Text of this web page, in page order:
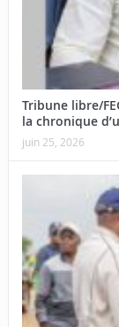
Tribune libre/
la chronique
juin 25, 2026